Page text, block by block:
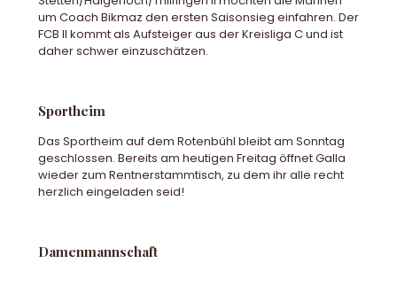
um Coach Bikmaz den ersten Saisonsieg einfahren. Der
FCB II kommt als Aufsteiger aus der Kreisliga C und ist
daher schwer einzuschätzen.
Sportheim
Das Sportheim auf dem Rotenbühl bleibt am Sonntag
geschlossen. Bereits am heutigen Freitag öffnet Galla
wieder zum Rentnerstammtisch, zu dem ihr alle recht
herzlich eingeladen seid!
Damenmannschaft